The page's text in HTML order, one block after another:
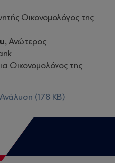
Οικονομολόγος της
Ανώτερος
Οικονομολόγος της
(178 KB)